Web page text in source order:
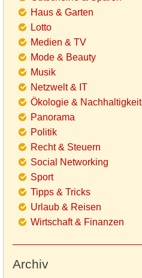
Haus & Garten
Lotto
Medien & TV
Mode & Beauty
Musik
Netzwelt & IT
Ökologie & Nachhaltigkeit
Panorama
Politik
Recht & Steuern
Social Networking
Sport
Tipps & Tricks
Urlaub & Reisen
Wirtschaft & Finanzen
Archiv